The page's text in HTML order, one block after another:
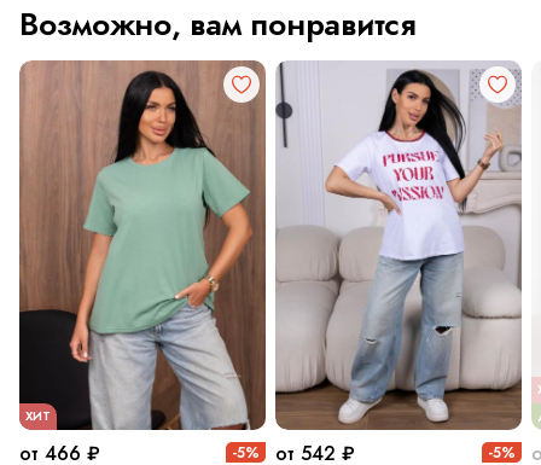
Возможно, вам понравится
ХИТ
от 466 ₽
-5%
от 542 ₽
-5%